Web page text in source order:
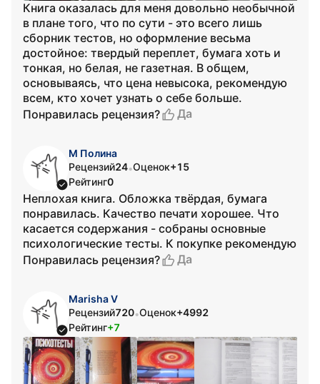
Книга оказалась для меня довольно необычной
в плане того, что по сути - это всего лишь
сборник тестов, но оформление весьма
достойное: твердый переплет, бумага хоть и
тонкая, но белая, не газетная. В общем,
основываясь, что цена невысока, рекомендую
всем, кто хочет узнать о себе больше.
Понравилась рецензия?
Да
М Полина
Рецензий24•Оценок+15
Рейтинг0
Неплохая книга. Обложка твёрдая, бумага
понравилась. Качество печати хорошее. Что
касается содержания - собраны основные
психологические тесты. К покупке рекомендую
Понравилась рецензия?
Да
Marisha V
Рецензий720•Оценок+4992
Рейтинг+7